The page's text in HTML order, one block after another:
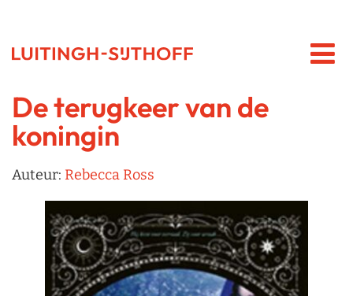
De terugkeer van de
koningin
Auteur: Rebecca Ross